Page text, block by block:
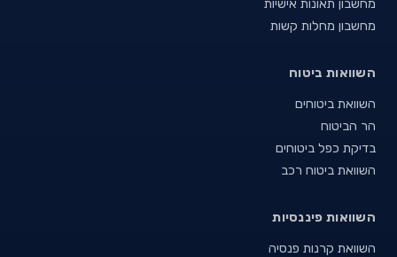
מחשבון מחלות קשות
השוואות ביטוח
השוואת ביטוחים
הר הביטוח
בדיקת כפל ביטוחים
השוואת ביטוח רכב
השוואות פיננסיות
השוואת קרנות פנסיה